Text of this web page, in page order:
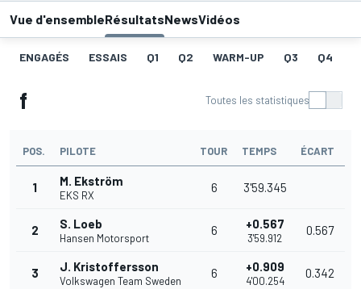
Vue d'ensembleRésultatsNewsVidéos
ENGAGÉS ESSAIS Q1 Q2 WARM-UP Q3 Q4
f Toutes les statistiques
POS. PILOTE TOUR TEMPS ÉCART
1 M. Ekström
EKS RX
6 3'59.345
2 S. Loeb
Hansen Motorsport
6 +0.567
3'59.912
0.567
3 J. Kristoffersson
Volkswagen Team Sweden
6 +0.909
4'00.254
0.342